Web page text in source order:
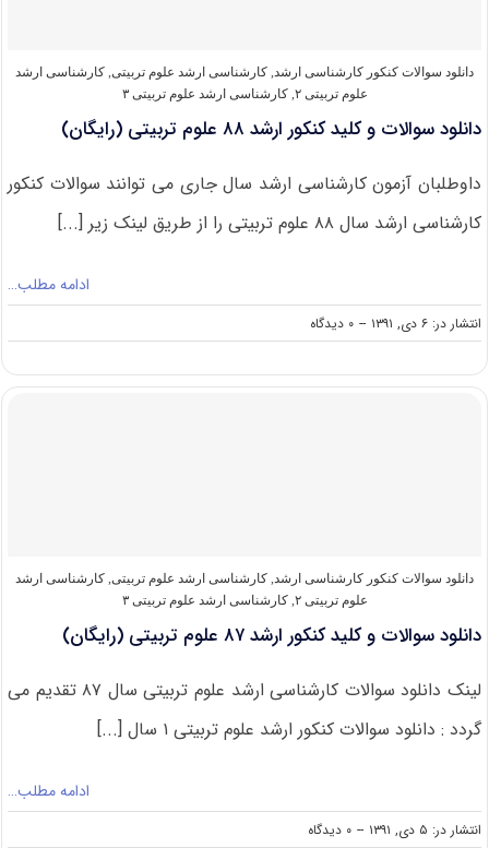
دانلود سوالات کنکور کارشناسی ارشد, کارشناسی ارشد علوم تربیتی, کارشناسی ارشد
علوم تربیتی ۲ ,کارشناسی ارشد علوم تربیتی ۳
دانلود سوالات و کلید کنکور ارشد ۸۸ علوم تربیتی (رایگان)
داوطلبان آزمون کارشناسی ارشد سال جاری می توانند سوالات کنکور
کارشناسی ارشد سال ۸۸ علوم تربیتی را از طریق لینک زیر [...]
ادامه مطلب…
انتشار در: ۶ دی, ۱۳۹۱ -- ۰ دیدگاه
on
دانلود
و
دانلود سوالات کنکور کارشناسی ارشد, کارشناسی ارشد علوم تربیتی, کارشناسی ارشد
علوم تربیتی ۲ ,کارشناسی ارشد علوم تربیتی ۳
دانلود سوالات و کلید کنکور ارشد ۸۷ علوم تربیتی (رایگان)
لینک دانلود سوالات کارشناسی ارشد علوم تربیتی سال ۸۷ تقدیم می
گردد : دانلود سوالات کنکور ارشد علوم تربیتی ۱ سال [...]
ادامه مطلب…
انتشار در: ۵ دی, ۱۳۹۱ -- ۰ دیدگاه
on